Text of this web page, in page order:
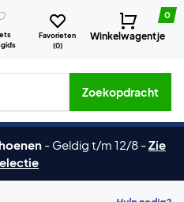
Favorieten
(0)
0
Winkelwagentje
merken etc.
Zoekopdracht
- Geldig t/m 12/8 -Zie